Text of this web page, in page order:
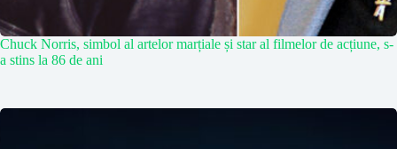
Chuck Norris, simbol al artelor marțiale și star al filmelor de acțiune, s-
a stins la 86 de ani